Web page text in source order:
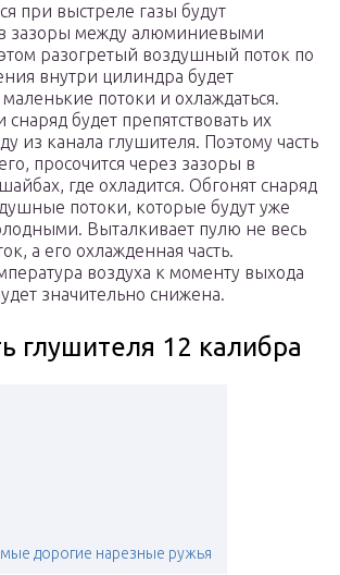
при выстреле газы будут
в зазоры между алюминиевыми
разогретый воздушный поток по
внутри цилиндра будет
маленькие потоки и охлаждаться.
будет препятствовать их
из канала глушителя. Поэтому часть
просочится через зазоры в
где охладится. Обгонят снаряд
потоки, которые будут уже
Выталкивает пулю не весь
а его охлажденная часть.
воздуха к моменту выхода
значительно снижена.
глушителя 12 калибра
дорогие нарезные ружья